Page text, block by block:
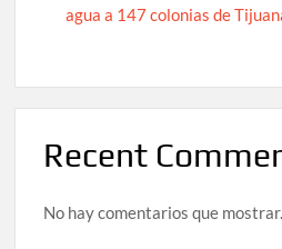
agua a 147 colonias de
Recent
No hay comentarios que mostrar.